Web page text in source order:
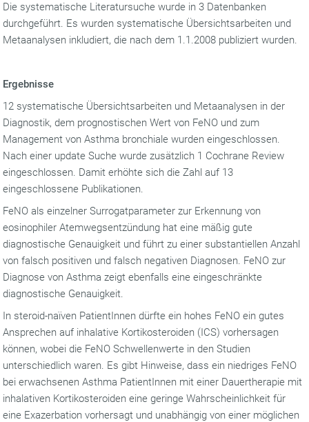
Die systematische Literatursuche wurde in 3 Datenbanken
durchgeführt. Es wurden systematische Übersichtsarbeiten und
Metaanalysen inkludiert, die nach dem 1.1.2008 publiziert wurden.
Ergebnisse
12 systematische Übersichtsarbeiten und Metaanalysen in der
Diagnostik, dem prognostischen Wert von FeNO und zum
Management von Asthma bronchiale wurden eingeschlossen.
Nach einer update Suche wurde zusätzlich 1 Cochrane Review
eingeschlossen. Damit erhöhte sich die Zahl auf 13
eingeschlossene Publikationen.
FeNO als einzelner Surrogatparameter zur Erkennung von
eosinophiler Atemwegsentzündung hat eine mäßig gute
diagnostische Genauigkeit und führt zu einer substantiellen Anzahl
von falsch positiven und falsch negativen Diagnosen. FeNO zur
Diagnose von Asthma zeigt ebenfalls eine eingeschränkte
diagnostische Genauigkeit.
In steroid-naïven PatientInnen dürfte ein hohes FeNO ein gutes
Ansprechen auf inhalative Kortikosteroiden (ICS) vorhersagen
können, wobei die FeNO Schwellenwerte in den Studien
unterschiedlich waren. Es gibt Hinweise, dass ein niedriges FeNO
bei erwachsenen Asthma PatientInnen mit einer Dauertherapie mit
inhalativen Kortikosteroiden eine geringe Wahrscheinlichkeit für
eine Exazerbation vorhersagt und unabhängig von einer möglichen